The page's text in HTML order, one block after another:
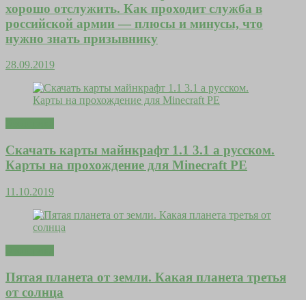
хорошо отслужить. Как проходит служба в
российской армии — плюсы и минусы, что
нужно знать призывнику
28.09.2019
Скачать карты майнкрафт 1.1 3.1 а русском.
Карты на прохождение для Minecraft PE
11.10.2019
Пятая планета от земли. Какая планета третья
от солнца